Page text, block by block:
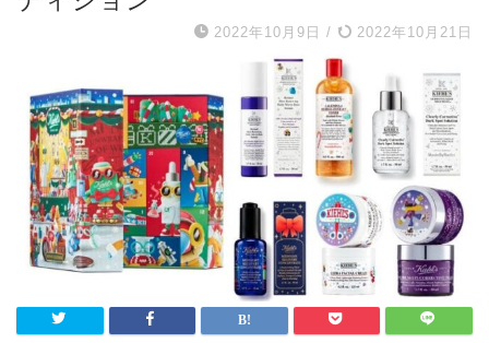
2022年10月9日 / 2022年10月21日